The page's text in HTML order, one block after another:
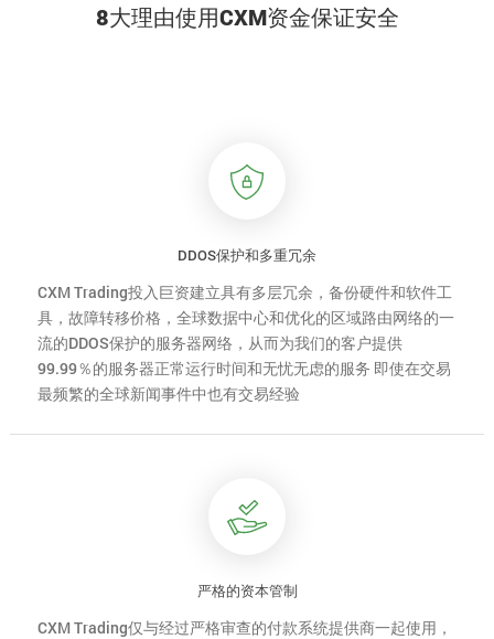
8大理由使用CXM资金保证安全
DDOS保护和多重冗余
CXM Trading投入巨资建立具有多层冗余，备份硬件和软件工
具，故障转移价格，全球数据中心和优化的区域路由网络的一
流的DDOS保护的服务器网络，从而为我们的客户提供
99.99％的服务器正常运行时间和无忧无虑的服务 即使在交易
最频繁的全球新闻事件中也有交易经验
严格的资本管制
CXM Trading仅与经过严格审查的付款系统提供商一起使用，